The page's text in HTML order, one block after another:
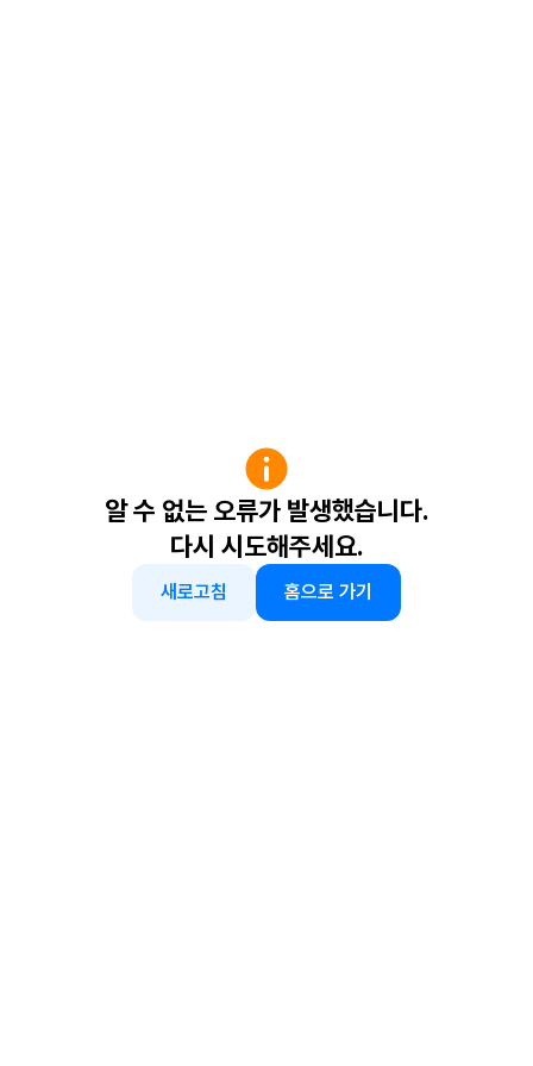
알 수 없는 오류가 발생했습니다.
다시 시도해주세요.
새로고침 홈으로 가기